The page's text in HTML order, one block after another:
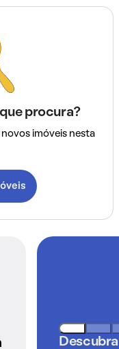
procura?
imóveis nesta